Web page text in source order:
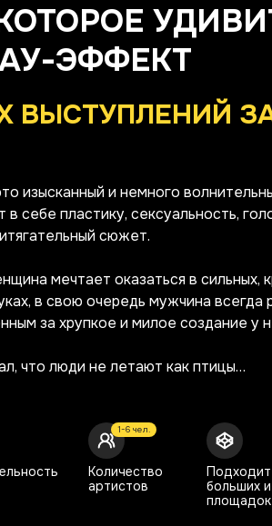
ЭФФЕКТ
ВЫСТУПЛЕНИЙ
изысканный и немного
себе пластику, сексуальность,
сюжет.
мечтает оказаться в сильных,
в свою очередь мужчина всегда
за хрупкое и милое создание у
что люди не летают как птицы…
Количество
артистов
больших
площадок
1-6 чел.